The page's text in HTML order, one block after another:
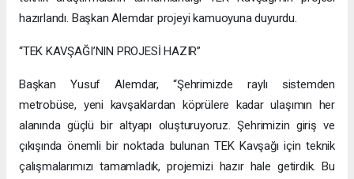
hazırlandı. Başkan Alemdar projeyi kamuoyuna duyurdu.
“TEK KAVŞAĞI’NIN PROJESİ HAZIR”
Başkan Yusuf Alemdar, “Şehrimizde raylı sistemden
metrobüse, yeni kavşaklardan köprülere kadar ulaşımın her
alanında güçlü bir altyapı oluşturuyoruz. Şehrimizin giriş ve
çıkışında önemli bir noktada bulunan TEK Kavşağı için teknik
çalışmalarımızı tamamladık, projemizi hazır hale getirdik. Bu